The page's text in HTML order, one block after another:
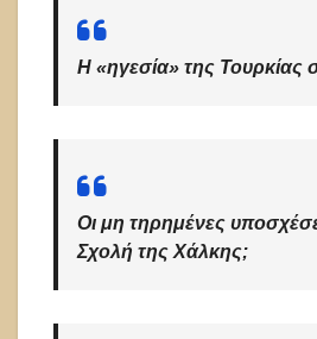
Η «ηγεσία» της Τουρκίας
Οι μη τηρημένες
Σχολή της Χάλκης;